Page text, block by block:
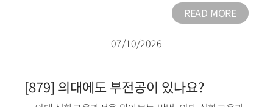
READ MORE
07/10/2026
[879] 의대에도 부전공이 있나요?